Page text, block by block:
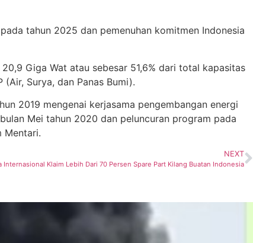
tahun 2025 dan pemenuhan komitmen Indonesia
Giga Wat atau sebesar 51,6% dari total kapasitas
Surya, dan Panas Bumi).
2019 mengenai kerjasama pengembangan energi
Mei tahun 2020 dan peluncuran program pada
Mentari.
NEXT
Internasional Klaim Lebih Dari 70 Persen Spare Part Kilang Buatan Indonesia